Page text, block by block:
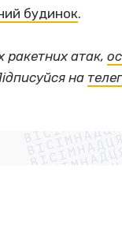
будинок.
ракетних атак,
на